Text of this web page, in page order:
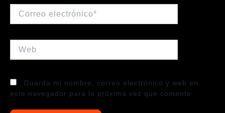
electrónico*
Guarda mi nombre, correo electrónico y web en
este navegador para la próxima vez que comente.